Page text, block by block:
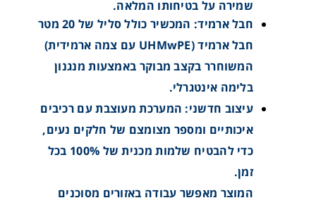
שמירה על בטיחותו המלאה.
חבל ארמיד: המכשיר כולל סליל של 20 מטר
חבל ארמיד (UHMwPE עם צמה ארמידית)
המשוחרר בקצב מבוקר באמצעות מנגנון
בלימה אינטגרלי.
עיצוב חדשני: המערכת מעוצבת עם רכיבים
איכותיים ומספר מצומצם של חלקים נעים,
כדי להבטיח שלמות מכנית של 100% בכל
זמן.
המוצר מאפשר עבודה באזורים מסוכנים